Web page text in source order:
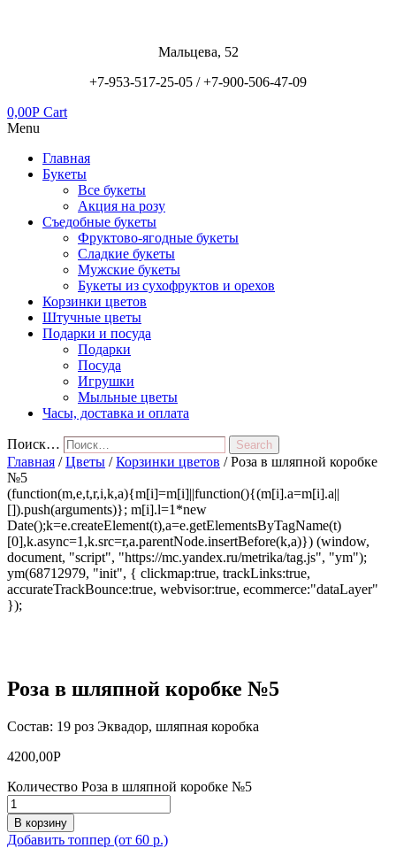
Мальцева, 52
+7-953-517-25-05 /+7-900-506-47-09
0,00Р Cart
Menu
Главная
Букеты
Все букеты
Акция на розу
Съедобные букеты
Фруктово-ягодные букеты
Сладкие букеты
Мужские букеты
Букеты из сухофруктов и орехов
Корзинки цветов
Штучные цветы
Подарки и посуда
Подарки
Посуда
Игрушки
Мыльные цветы
Часы, доставка и оплата
Поиск… Search
Главная /Цветы /Корзинки цветов / Роза в шляпной коробке
№5
(function(m,e,t,r,i,k,a){m[i]=m[i]||function(){(m[i].a=m[i].a||
[]).push(arguments)}; m[i].l=1*new
Date();k=e.createElement(t),a=e.getElementsByTagName(t)
[0],k.async=1,k.src=r,a.parentNode.insertBefore(k,a)}) (window,
document, "script", "https://mc.yandex.ru/metrika/tag.js", "ym");
ym(68712979, "init", { clickmap:true, trackLinks:true,
accurateTrackBounce:true, webvisor:true, ecommerce:"dataLayer"
});
Роза в шляпной коробке №5
Состав: 19 роз Эквадор, шляпная коробка
4200,00Р
Количество Роза в шляпной коробке №5
В корзину
Добавить топпер (от 60 р.)